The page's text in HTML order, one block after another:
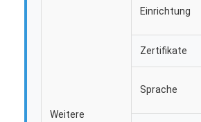
Weitere
Einrichtung
Zertifikate
Sprache